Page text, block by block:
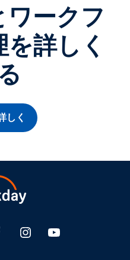
ークフ
詳しく
しく